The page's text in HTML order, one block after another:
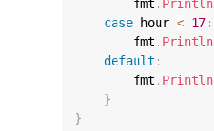
        fmt
. Println
case hour < 17:
        fmt
. Println
default :
        fmt
. Println
}
}